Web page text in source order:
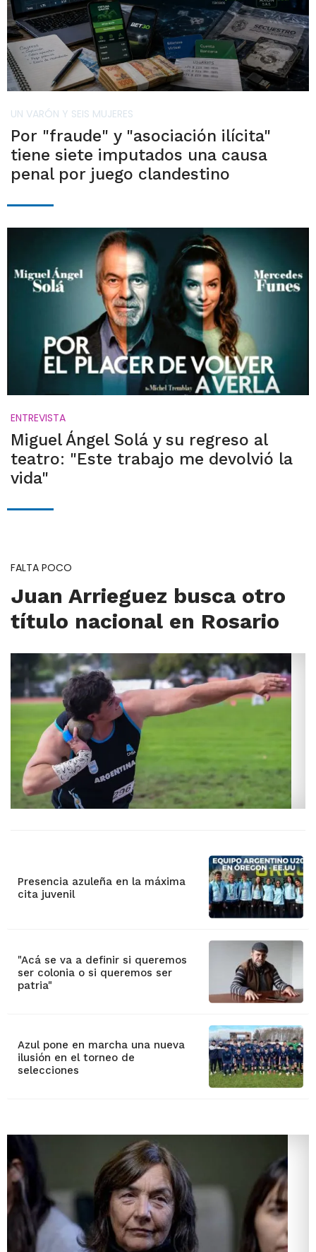
UN VARÓN Y SEIS MUJERES
Por "fraude" y "asociación ilícita"
tiene siete imputados una causa
penal por juego clandestino
ENTREVISTA
Miguel Ángel Solá y su regreso al
teatro: "Este trabajo me devolvió la
vida"
FALTA POCO
Juan Arrieguez busca otro
título nacional en Rosario
Presencia azuleña en la máxima
cita juvenil
"Acá se va a definir si queremos
ser colonia o si queremos ser
patria"
Azul pone en marcha una nueva
ilusión en el torneo de
selecciones